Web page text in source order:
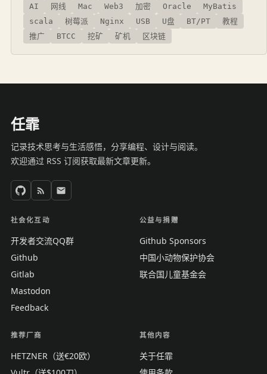
AI
网线 Mac Web3 加密 Oracle
MyBatis
scala
树莓派 Nginx USB U盘 BT/PT
教程
推广
BTCC 挖矿 矿机 区块链
任霏
记录技术思考与生活感悟，分享编程、设计与阅读。
欢迎通过 RSS 订阅获取最新文章更新。
社会化互动
开发者交流QQ群
Github
Gitlab
Mastodon
Feedback
公益与捐赠
Github Sponsors
中国小动物保护协会
联合国儿童基金会
推荐厂商
HETZNER（送€20欧）
其他内容
关于任霏